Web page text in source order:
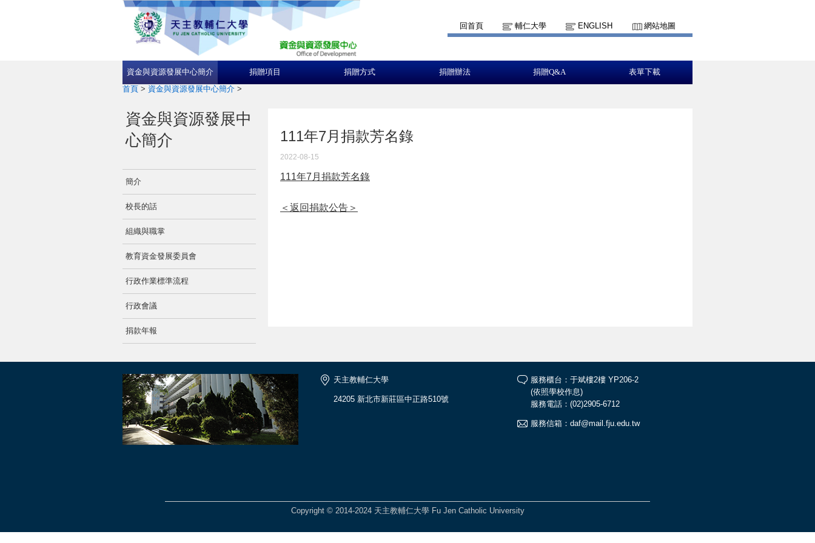
回首頁 輔仁大學 ENGLISH 網站地圖
資金與資源發展中心簡介 捐贈項目 捐贈方式 捐贈辦法 捐贈Q&A 表單下載
首頁 > 資金與資源發展中心簡介 >
資金與資源發展中
心簡介
簡介
校長的話
組織與職掌
教育資金發展委員會
行政作業標準流程
行政會議
捐款年報
111年7月捐款芳名錄
2022-08-15
111年7月捐款芳名錄
＜返回捐款公告＞
天主教輔仁大學
24205 新北市新莊區中正路510號
服務櫃台：于斌樓2樓 YP206-2
(依照學校作息)
服務電話：(02)2905-6712
服務信箱：daf@mail.fju.edu.tw
Copyright © 2014-2024 天主教輔仁大學 Fu Jen Catholic University